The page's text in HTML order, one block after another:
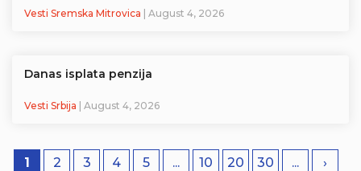
Vesti Sremska Mitrovica | August 4, 2026
Danas isplata penzija
Vesti Srbija | August 4, 2026
1 2 3 4 5 ... 10 20 30 ...
›